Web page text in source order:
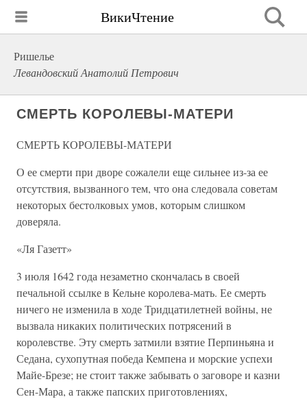
ВикиЧтение
Ришелье
Левандовский Анатолий Петрович
СМЕРТЬ КОРОЛЕВЫ-МАТЕРИ
СМЕРТЬ КОРОЛЕВЫ-МАТЕРИ
О ее смерти при дворе сожалели еще сильнее из-за ее
отсутствия, вызванного тем, что она следовала советам
некоторых бестолковых умов, которым слишком
доверяла.
«Ля Газетт»
3 июля 1642 года незаметно скончалась в своей
печальной ссылке в Кельне королева-мать. Ее смерть
ничего не изменила в ходе Тридцатилетней войны, не
вызвала никаких политических потрясений в
королевстве. Эту смерть затмили взятие Перпиньяна и
Седана, сухопутная победа Кемпена и морские успехи
Майе-Брезе; не стоит также забывать о заговоре и казни
Сен-Мара, а также папских приготовлениях,